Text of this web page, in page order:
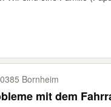
Bornheim
mit dem